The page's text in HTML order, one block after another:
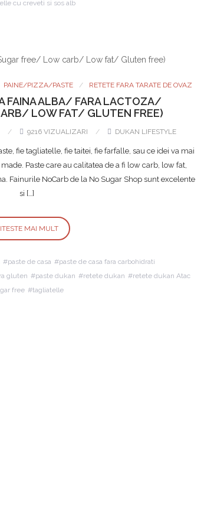
cu creveti si sos alb
PAINE/PIZZA/PASTE RETETE FARA TARATE DE OVAZ
FAINA ALBA/ FARA LACTOZA/
LOW FAT/ GLUTEN FREE)
9216 VIZUALIZARI DUKAN LIFESTYLE
fie tagliatelle, fie taitei, fie farfalle, sau ce idei va mai
Paste care au calitatea de a fi low carb, low fat,
Fainurile NoCarb de la No Sugar Shop sunt excelente
si […]
MAI MULT
paste de casa
paste de casa fara carbohidrati
gluten paste dukan retete dukan
retete dukan Atac
free
tagliatelle